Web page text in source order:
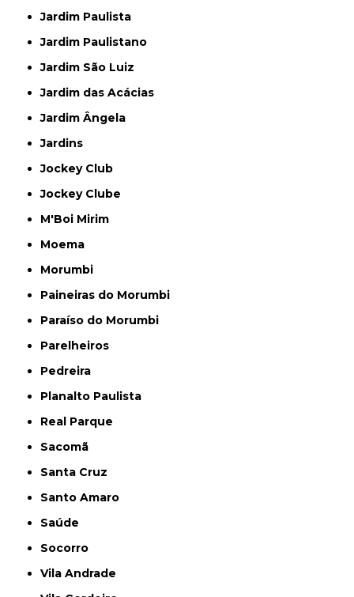
Jardim Paulista
Jardim Paulistano
Jardim São Luiz
Jardim das Acácias
Jardim Ângela
Jardins
Jockey Club
Jockey Clube
M'Boi Mirim
Moema
Morumbi
Paineiras do Morumbi
Paraíso do Morumbi
Parelheiros
Pedreira
Planalto Paulista
Real Parque
Sacomã
Santa Cruz
Santo Amaro
Saúde
Socorro
Vila Andrade